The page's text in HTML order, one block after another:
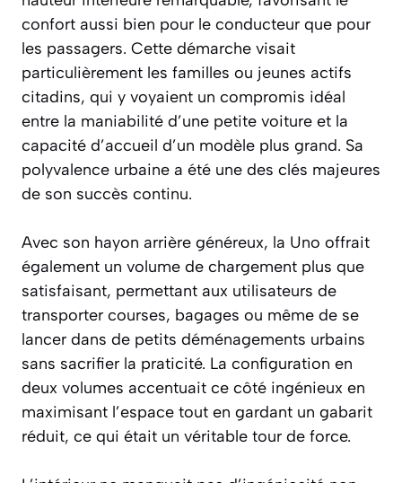
confort aussi bien pour le conducteur que pour
les passagers. Cette démarche visait
particulièrement les familles ou jeunes actifs
citadins, qui y voyaient un compromis idéal
entre la maniabilité d’une petite voiture et la
capacité d’accueil d’un modèle plus grand. Sa
polyvalence urbaine a été une des clés majeures
de son succès continu.
Avec son hayon arrière généreux, la Uno offrait
également un volume de chargement plus que
satisfaisant, permettant aux utilisateurs de
transporter courses, bagages ou même de se
lancer dans de petits déménagements urbains
sans sacrifier la praticité. La configuration en
deux volumes accentuait ce côté ingénieux en
maximisant l’espace tout en gardant un gabarit
réduit, ce qui était un véritable tour de force.